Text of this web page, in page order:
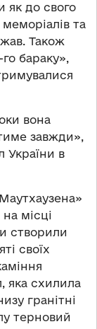
як до свого
та
Також
бараку»,
вона
завжди»,
України в
місці
створили
своїх
яка схилила
гранітні
терновий